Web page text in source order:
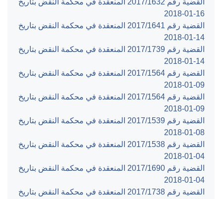
القضية رقم ‎1632‏/‎2017‏ المنعقدة في محكمة النقض بتاريخ
‎2018-01-16‏
القضية رقم ‎1641‏/‎2017‏ المنعقدة في محكمة النقض بتاريخ
‎2018-01-14‏
القضية رقم ‎1739‏/‎2017‏ المنعقدة في محكمة النقض بتاريخ
‎2018-01-14‏
القضية رقم ‎1564‏/‎2017‏ المنعقدة في محكمة النقض بتاريخ
‎2018-01-09‏
القضية رقم ‎1564‏/‎2017‏ المنعقدة في محكمة النقض بتاريخ
‎2018-01-09‏
القضية رقم ‎1539‏/‎2017‏ المنعقدة في محكمة النقض بتاريخ
‎2018-01-08‏
القضية رقم ‎1538‏/‎2017‏ المنعقدة في محكمة النقض بتاريخ
‎2018-01-04‏
القضية رقم ‎1690‏/‎2017‏ المنعقدة في محكمة النقض بتاريخ
‎2018-01-04‏
القضية رقم ‎1738‏/‎2017‏ المنعقدة في محكمة النقض بتاريخ